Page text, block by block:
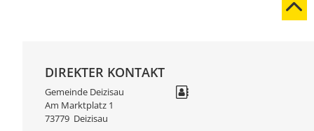
DIREKTER KONTAKT
Gemeinde Deizisau
Am Marktplatz 1
73779 Deizisau